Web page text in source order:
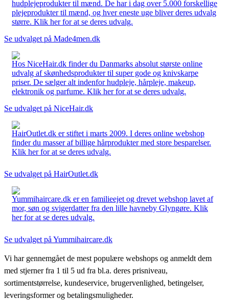
hudplejeprodukter til mænd. De har i dag over 5.000 forskellige
plejeprodukter til mænd, og hver eneste uge bliver deres udvalg
større. Klik her for at se deres udvalg.
Se udvalget på Made4men.dk
Hos NiceHair.dk finder du Danmarks absolut største online
udvalg af skønhedsprodukter til super gode og knivskarpe
priser. De sælger alt indenfor hudpleje, hårpleje, makeup,
elektronik og parfume. Klik her for at se deres udvalg.
Se udvalget på NiceHair.dk
HairOutlet.dk er stiftet i marts 2009. I deres online webshop
finder du masser af billige hårprodukter med store besparelser.
Klik her for at se deres udvalg.
Se udvalget på HairOutlet.dk
Yummihaircare.dk er en familieejet og drevet webshop lavet af
mor, søn og svigerdatter fra den lille havneby Glyngøre. Klik
her for at se deres udvalg.
Se udvalget på Yummihaircare.dk
Vi har gennemgået de mest populære webshops og anmeldt dem
med stjerner fra 1 til 5 ud fra bl.a. deres prisniveau,
sortimentstørrelse, kundeservice, brugervenlighed, betingelser,
leveringsformer og betalingsmuligheder.